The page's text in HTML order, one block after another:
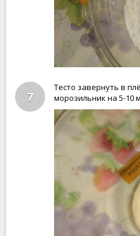
7
Тесто завернуть в
морозильник на 5-10